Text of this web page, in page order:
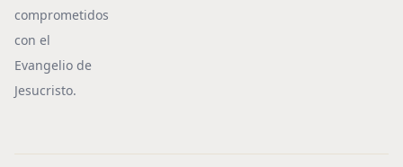
comprometidos
con el
Evangelio de
Jesucristo.